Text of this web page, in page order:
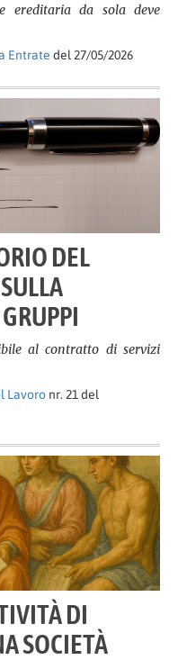
ereditaria da sola deve
Entrate del 27/05/2026
DEL
al contratto di servizi
Lavoro nr. 21 del
DI
SOCIETÀ